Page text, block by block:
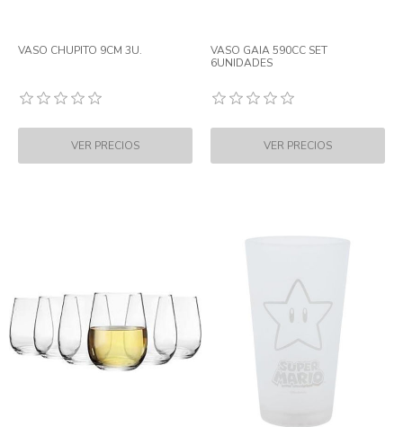
VASO CHUPITO 9CM 3U.
VASO GAIA 590CC SET
6UNIDADES